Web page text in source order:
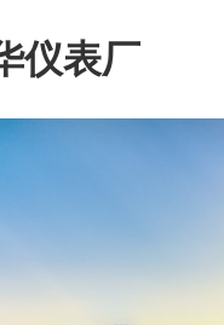
仪表厂